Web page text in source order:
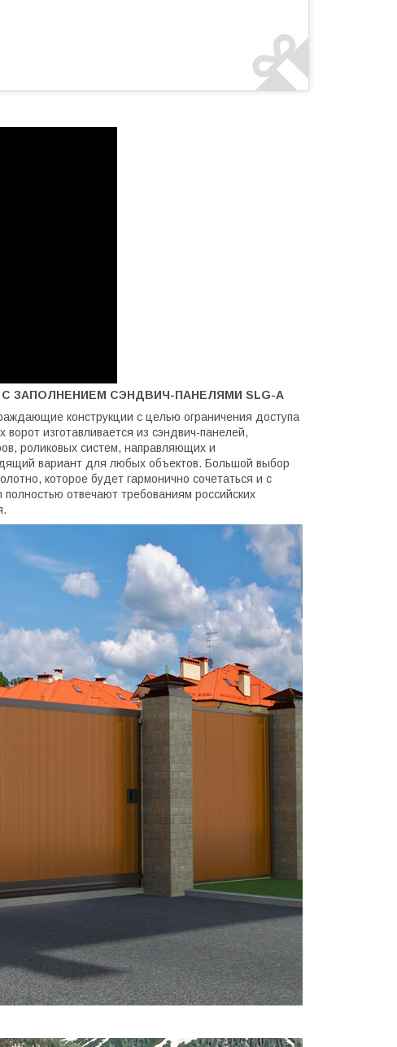
СЭНДВИЧ-ПАНЕЛЯМИ SLG-A
конструкции с целью ограничения доступа
изготавливается из сэндвич-панелей,
роликовых систем, направляющих и
вариант для любых объектов. Большой выбор
которое будет гармонично сочетаться и с
отвечают требованиям российских